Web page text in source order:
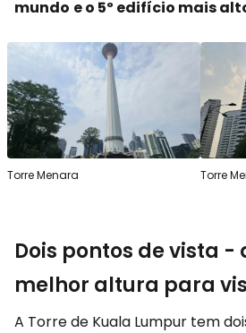
mundo e o 5º edifício mais
Torre Menara Torre
Dois pontos de vista -
melhor altura para
A Torre de Kuala Lumpur tem